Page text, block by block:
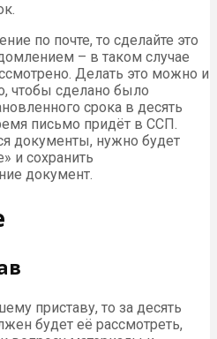
по почте, то сделайте это
– в таком случае
Делать это можно и
чтобы сделано было
срока в десять
письмо придёт в ССП.
документы, нужно будет
и сохранить
документ.
приставу, то за десять
будет её рассмотреть,